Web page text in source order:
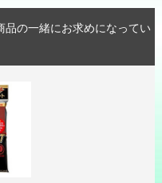
品の一緒にお求めになってい